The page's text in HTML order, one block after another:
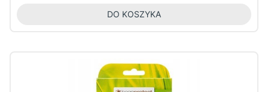
DO KOSZYKA